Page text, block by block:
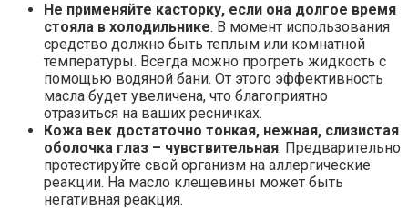
Не применяйте касторку, если она долгое время
стояла в холодильнике. В момент использования
средство должно быть теплым или комнатной
температуры. Всегда можно прогреть жидкость с
помощью водяной бани. От этого эффективность
масла будет увеличена, что благоприятно
отразиться на ваших ресничках.
Кожа век достаточно тонкая, нежная, слизистая
оболочка глаз – чувствительная. Предварительно
протестируйте свой организм на аллергические
реакции. На масло клещевины может быть
негативная реакция.